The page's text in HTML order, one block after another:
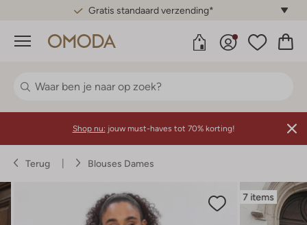
Gratis standaard verzending*
Menu
Shop nu: jouw must-haves tot 70% korting!
Terug Blouses Dames
7 items